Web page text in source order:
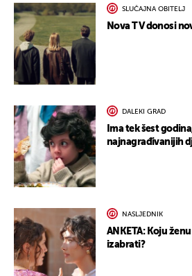
SLUČAJNA OBITELJ
Nova TV donosi
DALEKI GRAD
Ima tek šest
najnagrađivanijih
NASLJEDNIK
ANKETA: Koju
izabrati?